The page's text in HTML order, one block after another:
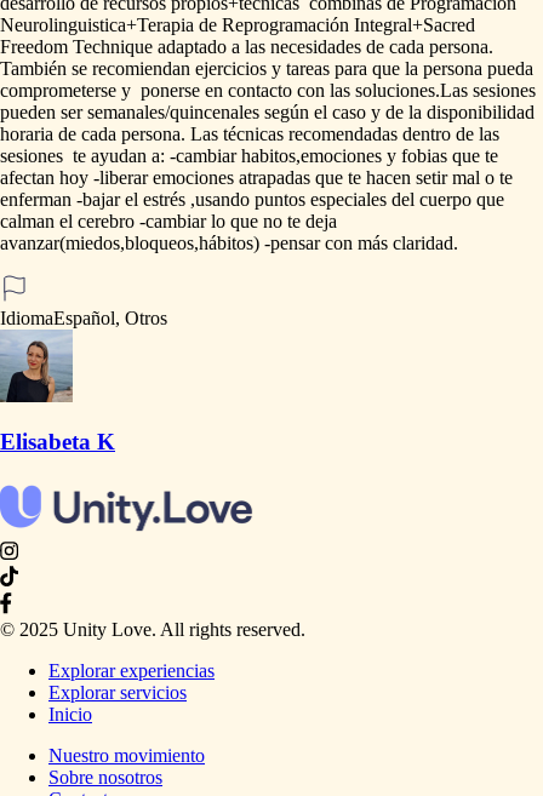
Neurolinguistica+Terapia de Reprogramación Integral+Sacred
Freedom Technique adaptado a las necesidades de cada persona.
También se recomiendan ejercicios y tareas para que la persona pueda
comprometerse y ponerse en contacto con las soluciones.Las sesiones
pueden ser semanales​/​quincenales según el caso y de la disponibilidad
horaria de cada persona. Las técnicas recomendadas dentro de las
sesiones te ayudan a: -cambiar habitos,emociones y fobias que te
afectan hoy -liberar emociones atrapadas que te hacen setir mal o te
enferman -bajar el estrés ,usando puntos especiales del cuerpo que
calman el cerebro -cambiar lo que no te deja
avanzar(miedos,bloqueos,hábitos) -pensar con más claridad.
IdiomaEspañol, Otros
Elisabeta K
© 2025 Unity Love. All rights reserved.
Explorar experiencias
Explorar servicios
Inicio
Nuestro movimiento
Sobre nosotros